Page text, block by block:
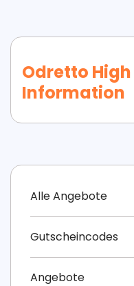
Odretto High
Information
Alle Angebote
Gutscheincodes
Angebote